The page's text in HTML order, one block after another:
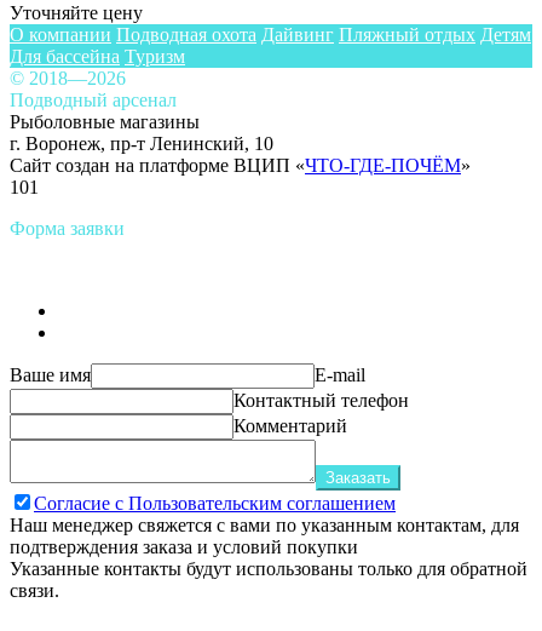
Уточняйте цену
О компании Подводная охота Дайвинг Пляжный отдых Детям
Для бассейна Туризм
© 2018—2026
Подводный арсенал
Рыболовные магазины
г. Воронеж, пр-т Ленинский, 10
Сайт создан на платформе ВЦИП «ЧТО-ГДЕ-ПОЧЁМ»
101
Форма заявки
Ваше имя
E-mail
Контактный телефон
Комментарий
Заказать
Согласие с Пользовательским соглашением
Наш менеджер свяжется с вами по указанным контактам, для
подтверждения заказа и условий покупки
Указанные контакты будут использованы только для обратной
связи.